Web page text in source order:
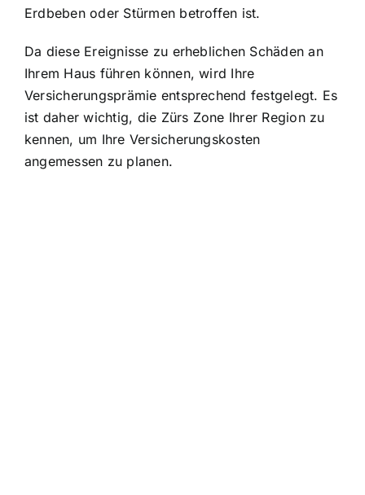
Erdbeben oder Stürmen betroffen ist.
Da diese Ereignisse zu erheblichen Schäden an
Ihrem Haus führen können, wird Ihre
Versicherungsprämie entsprechend festgelegt. Es
ist daher wichtig, die Zürs Zone Ihrer Region zu
kennen, um Ihre Versicherungskosten
angemessen zu planen.